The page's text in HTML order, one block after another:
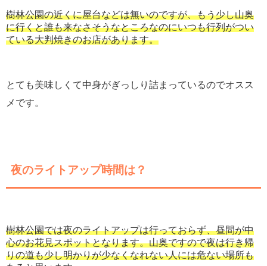
樹林公園の近くに屋台などは無いのですが、もう少し山奥
に行くと誰も来なさそうなところなのにいつも行列がつい
ている大判焼きのお店があります。
とても美味しくて中身がぎっしり詰まっているのでオスス
メです。
夜のライトアップ時間は？
樹林公園では夜のライトアップは行っておらず、昼間が中
心のお花見スポットとなります。山奥ですので夜は行き帰
りの道も少し明かりが少なくなれない人には危ない場所も